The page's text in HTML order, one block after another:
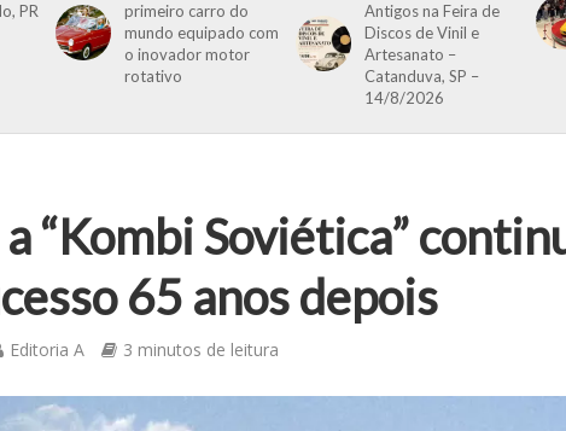
PR
primeiro carro do
mundo equipado com
o inovador motor
rotativo
Antigos na Feira de
Discos de Vinil e
Artesanato –
Catanduva, SP –
14/8/2026
“Kombi Soviética”
65 anos depois
Editoria A 3 minutos de leitura